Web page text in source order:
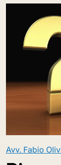
Avv. Fabio